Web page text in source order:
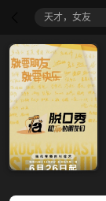
天才，女友